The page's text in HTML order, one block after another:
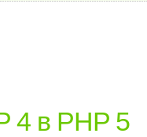
4 в PHP 5